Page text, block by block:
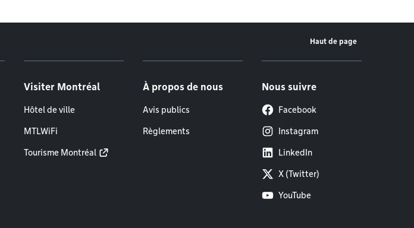
Haut de page
Visiter Montréal
Hôtel de ville
MTLWiFi
Tourisme Montréal
À propos de nous
Avis publics
Règlements
Nous suivre
Facebook
Instagram
LinkedIn
X (Twitter)
YouTube